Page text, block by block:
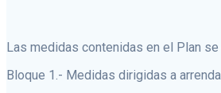
Las medidas contenidas en el Plan
Bloque 1.- Medidas dirigidas a